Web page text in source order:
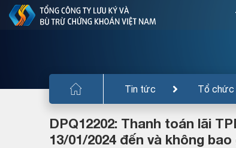
Tin tức Tổ chức
DPQ12202: Thanh toán lãi
13/01/2024 đến và không